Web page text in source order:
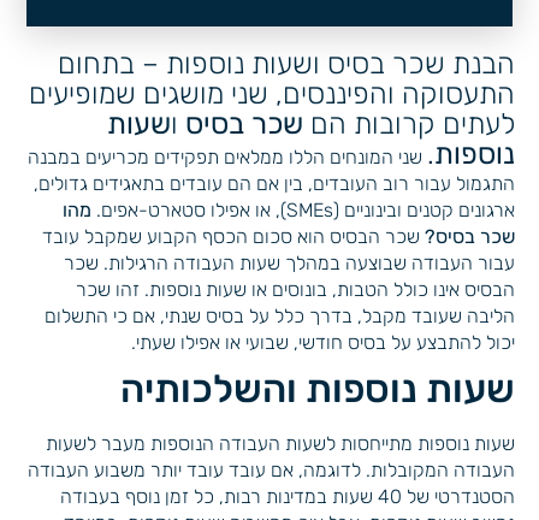
הבנת שכר בסיס ושעות נוספות – בתחום
התעסוקה והפיננסים, שני מושגים שמופיעים
לעתים קרובות הם שכר בסיס ושעות
נוספות. שני המונחים הללו ממלאים תפקידים מכריעים במבנה
התגמול עבור רוב העובדים, בין אם הם עובדים בתאגידים גדולים,
ארגונים קטנים ובינוניים (SMEs), או אפילו סטארט-אפים.
מהו
שכר בסיס? שכר הבסיס הוא סכום הכסף הקבוע שמקבל עובד
עבור העבודה שבוצעה במהלך שעות העבודה הרגילות. שכר
הבסיס אינו כולל הטבות, בונוסים או שעות נוספות. זהו שכר
הליבה שעובד מקבל, בדרך כלל על בסיס שנתי, אם כי התשלום
יכול להתבצע על בסיס חודשי, שבועי או אפילו שעתי.
שעות נוספות והשלכותיה
שעות נוספות מתייחסות לשעות העבודה הנוספות מעבר לשעות
העבודה המקובלות. לדוגמה, אם עובד עובד יותר משבוע העבודה
הסטנדרטי של 40 שעות במדינות רבות, כל זמן נוסף בעבודה